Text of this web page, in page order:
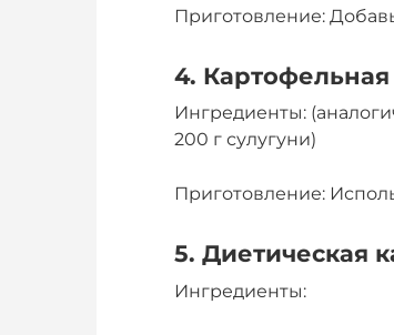
Приготовление:
4. Картофельная
Ингредиенты:
200 г сулугуни)
Приготовление:
5. Диетическая
Ингредиенты: